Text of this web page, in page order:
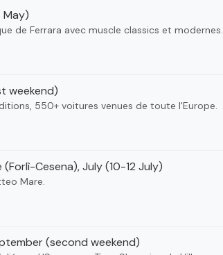
May)
de Ferrara avec muscle classics et modernes.
weekend)
550+ voitures venues de toute l'Europe.
Cesena), July (10-12 July)
Mare.
(second weekend)